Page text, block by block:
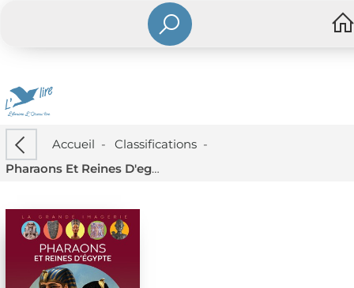
Accueil - Classifications-
Pharaons Et Reines D'egypte